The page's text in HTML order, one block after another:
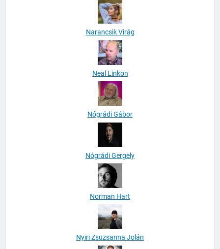
Narancsik Virág
Neal Linkon
Nógrádi Gábor
Nógrádi Gergely
Norman Hart
Nyiri Zsuzsanna Jolán